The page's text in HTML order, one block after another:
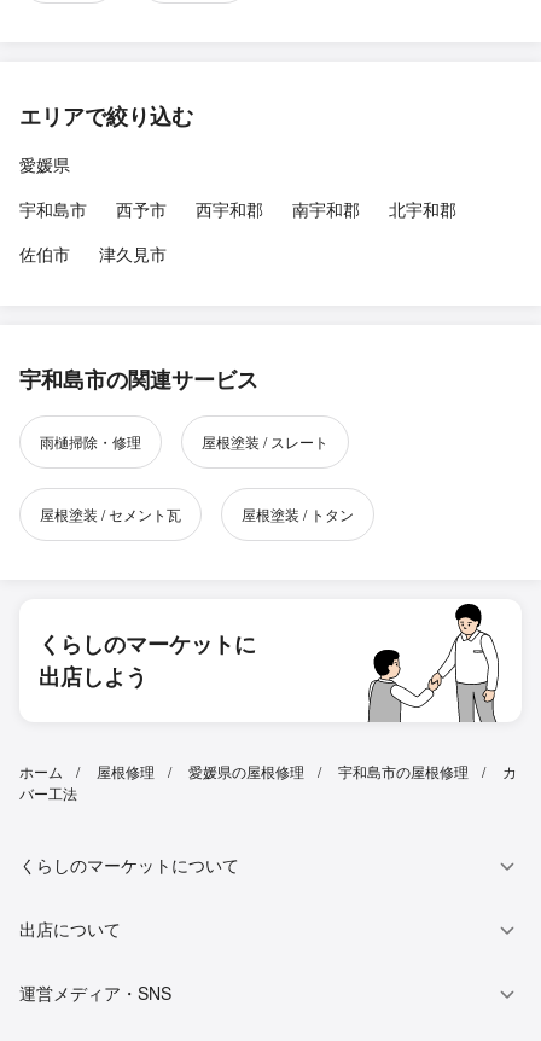
エリアで絞り込む
愛媛県
宇和島市
西予市 西宇和郡 南宇和郡
北宇和郡
佐伯市
津久見市
宇和島市の関連サービス
雨樋掃除・修理 屋根塗装 / スレート
屋根塗装 / セメント瓦 屋根塗装 / トタン
くらしのマーケットに
出店しよう
ホーム 屋根修理 愛媛県の屋根修理 宇和島市の屋根修理
カ
バー工法
くらしのマーケットについて
出店について
運営メディア・SNS